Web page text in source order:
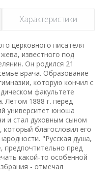
Характеристики
церковного писателя
известного под
Он родился 21
врача. Образование
которую кончил с
факультете
Летом 1888 г. перед
университет юноша
и стал духовным сыном
который благословил его
"Русская душа,
предпочтительно пред
какой-то особенной
- отмечал